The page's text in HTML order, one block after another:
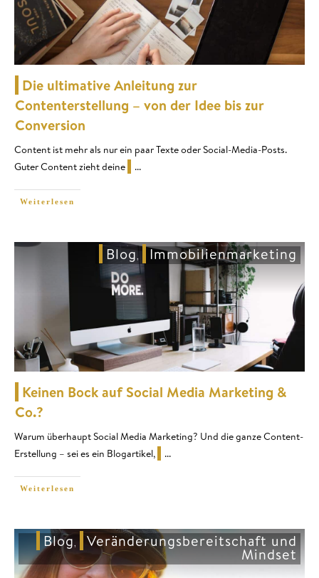
Die ultimative Anleitung zur
Contenterstellung – von der Idee bis zur
Conversion
Content ist mehr als nur ein paar Texte oder Social-Media-Posts.
Guter Content zieht deine
...
Weiterlesen
Blog, Immobilienmarketing
Keinen Bock auf Social Media Marketing &
Co.?
Warum überhaupt Social Media Marketing? Und die ganze Content-
Erstellung – sei es ein Blogartikel,
...
Weiterlesen
Blog, Veränderungsbereitschaft und
Mindset